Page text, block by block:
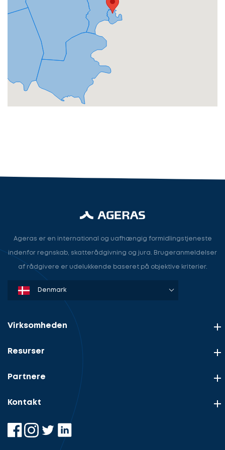
Kontaktoplysninger
Revisor
samarbejdspartner
søger
du?
Revisor/Bogholder
Ageras er en international og uafhængig formidlingstjeneste
indenfor regnskab, skatterådgivning og jura. Brugeranmeldelser
af rådgivere er udelukkende baseret på objektive kriterier.
Denmark
Sweden
Norway
Netherlands
Germany
USA
Virksomheden
Resurser
Partnere
Kontakt